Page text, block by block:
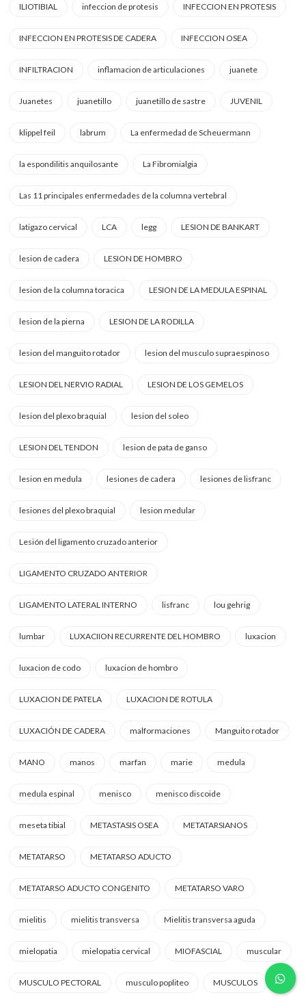
ILIOTIBIAL infeccion de protesis INFECCION EN PROTESIS
INFECCION EN PROTESIS DE CADERA INFECCION OSEA
INFILTRACION inflamacion de articulaciones juanete
Juanetes juanetillo juanetillo de sastre JUVENIL
klippel feil labrum La enfermedad de Scheuermann
la espondilitis anquilosante La Fibromialgia
Las 11 principales enfermedades de la columna vertebral
latigazo cervical LCA legg LESION DE BANKART
lesion de cadera LESION DE HOMBRO
lesion de la columna toracica LESION DE LA MEDULA ESPINAL
lesion de la pierna LESION DE LA RODILLA
lesion del manguito rotador lesion del musculo supraespinoso
LESION DEL NERVIO RADIAL LESION DE LOS GEMELOS
lesion del plexo braquial lesion del soleo
LESION DEL TENDON lesion de pata de ganso
lesion en medula lesiones de cadera lesiones de lisfranc
lesiones del plexo braquial lesion medular
Lesión del ligamento cruzado anterior
LIGAMENTO CRUZADO ANTERIOR
LIGAMENTO LATERAL INTERNO lisfranc lou gehrig
lumbar LUXACIION RECURRENTE DEL HOMBRO luxacion
luxacion de codo luxacion de hombro
LUXACION DE PATELA LUXACION DE ROTULA
LUXACIÓN DE CADERA malformaciones Manguito rotador
MANO manos marfan marie medula
medula espinal menisco menisco discoide
meseta tibial METASTASIS OSEA METATARSIANOS
METATARSO METATARSO ADUCTO
METATARSO ADUCTO CONGENITO METATARSO VARO
mielitis mielitis transversa Mielitis transversa aguda
mielopatia mielopatia cervical MIOFASCIAL muscular
MUSCULO PECTORAL musculo popliteo MUSCULOS